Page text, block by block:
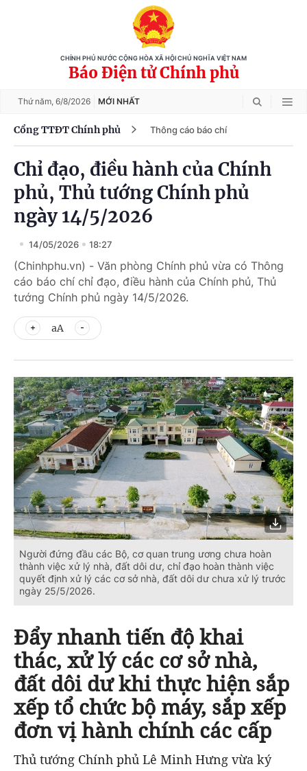
CHÍNH PHỦ NƯỚC CỘNG HÒA XÃ HỘI CHỦ NGHĨA VIỆT NAM
Báo Điện tử Chính phủ
Thứ năm, 6/8/2026 MỚI NHẤT
Cổng TTĐT Chính phủ Thông cáo báo chí
Chỉ đạo, điều hành của Chính
phủ, Thủ tướng Chính phủ
ngày 14/5/2026
14/05/2026 18:27
(Chinhphu.vn) - Văn phòng Chính phủ vừa có Thông
cáo báo chí chỉ đạo, điều hành của Chính phủ, Thủ
tướng Chính phủ ngày 14/5/2026.
aA
Người đứng đầu các Bộ, cơ quan trung ương chưa hoàn
thành việc xử lý nhà, đất dôi dư, chỉ đạo hoàn thành việc
quyết định xử lý các cơ sở nhà, đất dôi dư chưa xử lý trước
ngày 25/5/2026.
Đẩy nhanh tiến độ khai
thác, xử lý các cơ sở nhà,
đất dôi dư khi thực hiện sắp
xếp tổ chức bộ máy, sắp xếp
đơn vị hành chính các cấp
Thủ tướng Chính phủ Lê Minh Hưng vừa ký